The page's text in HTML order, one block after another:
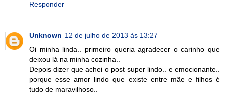
Responder
Unknown 12 de julho de 2013 às 13:27
Oi minha linda.. primeiro queria agradecer o carinho que
deixou lá na minha cozinha..
Depois dizer que achei o post super lindo.. e emocionante..
porque esse amor lindo que existe entre mãe e filhos é
tudo de maravilhoso..